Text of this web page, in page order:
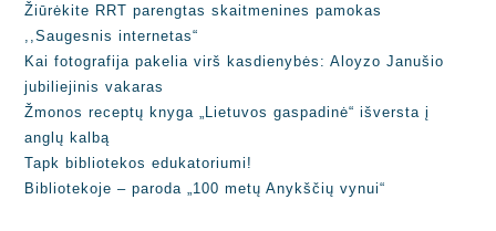
Žiūrėkite RRT parengtas skaitmenines pamokas
,,Saugesnis internetas“
Kai fotografija pakelia virš kasdienybės: Aloyzo Janušio
jubiliejinis vakaras
Žmonos receptų knyga „Lietuvos gaspadinė“ išversta į
anglų kalbą
Tapk bibliotekos edukatoriumi!
Bibliotekoje – paroda „100 metų Anykščių vynui“